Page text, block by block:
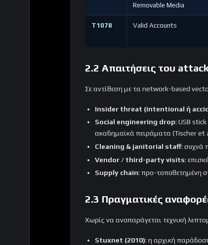
Removable Media
T1078 Valid Accounts
2.2 Απαιτήσεις του
Σε αντίθεση με τα network-based
Insider threat (intentional ή
Social engineering drop: USB
ακαδημαϊκά πειράματα (Tischer et
Cleaning & janitorial staff: συχνά
Vendor / third-party visits:
Supply chain: προ-τοποθετημένη
2.3 Πραγματικές
Χωρίς να αναπαράγεται τεχνική
Stuxnet (2010): η αρχική